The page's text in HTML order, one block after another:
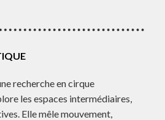
recherche en cirque
les espaces intermédiaires,
Elle mêle mouvement,